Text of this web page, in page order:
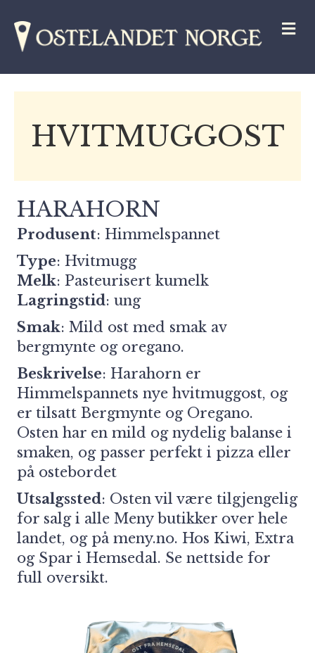
HVITMUGGOST
HARAHORN
Produsent: Himmelspannet
Type: Hvitmugg
Melk: Pasteurisert kumelk
Lagringstid: ung
Smak: Mild ost med smak av
bergmynte og oregano.
Beskrivelse: Harahorn er
Himmelspannets nye hvitmuggost, og
er tilsatt Bergmynte og Oregano.
Osten har en mild og nydelig balanse i
smaken, og passer perfekt i pizza eller
på ostebordet
Utsalgssted: Osten vil være tilgjengelig
for salg i alle Meny butikker over hele
landet, og på meny.no. Hos Kiwi, Extra
og Spar i Hemsedal. Se nettside for
full oversikt.